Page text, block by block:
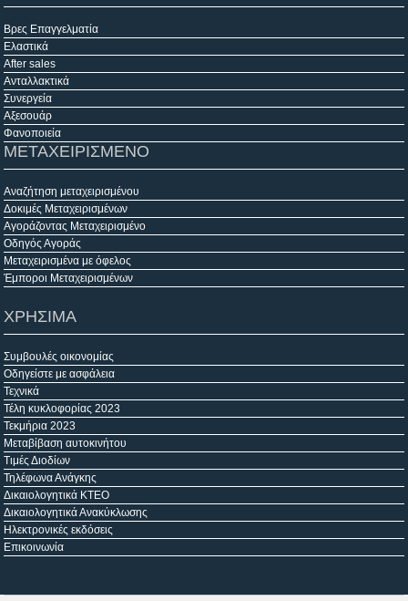
Βρες Επαγγελματία
Ελαστικά
After sales
Ανταλλακτικά
Συνεργεία
Αξεσουάρ
Φανοποιεία
ΜΕΤΑΧΕΙΡΙΣΜΕΝΟ
Αναζήτηση μεταχειρισμένου
Δοκιμές Μεταχειρισμένων
Αγοράζοντας Μεταχειρισμένο
Οδηγός Αγοράς
Μεταχειρισμένα με όφελος
Έμποροι Μεταχειρισμένων
ΧΡΗΣΙΜΑ
Συμβουλές οικονομίας
Οδηγείστε με ασφάλεια
Τεχνικά
Τέλη κυκλοφορίας 2023
Τεκμήρια 2023
Μεταβίβαση αυτοκινήτου
Τιμές Διοδίων
Τηλέφωνα Ανάγκης
Δικαιολογητικά ΚΤΕΟ
Δικαιολογητικά Ανακύκλωσης
Ηλεκτρονικές εκδόσεις
Επικοινωνία